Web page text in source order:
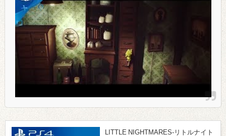
LITTLE NIGHTMARES-リトルナイト